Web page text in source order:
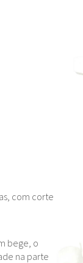
com corte
bege, o
na parte